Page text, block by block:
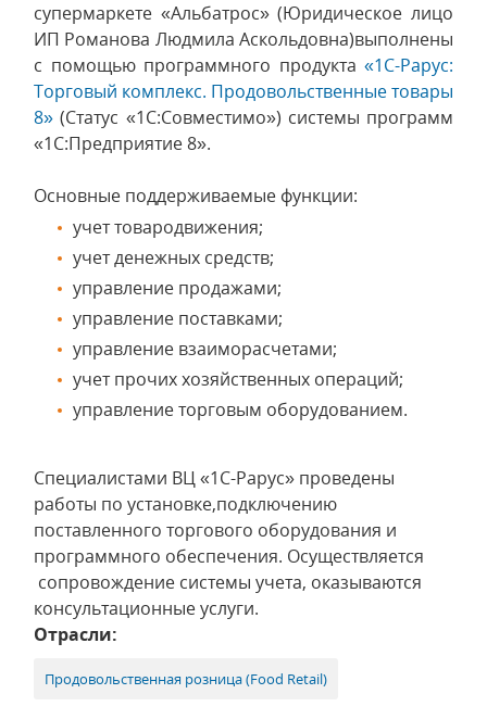
супермаркете «Альбатрос» (Юридическое лицо
ИП Романова Людмила Аскольдовна)выполнены
с помощью программного продукта «1С-Рарус:
Торговый комплекс. Продовольственные товары
8»(Статус «1С:Совместимо») системы программ
«1С:Предприятие 8».
Основные поддерживаемые функции:
учет товародвижения;
учет денежных средств;
управление продажами;
управление поставками;
управление взаиморасчетами;
учет прочих хозяйственных операций;
управление торговым оборудованием.
Специалистами ВЦ «1С-Рарус» проведены
работы по установке,подключению
поставленного торгового оборудования и
программного обеспечения. Осуществляется
сопровождение системы учета, оказываются
консультационные услуги.
Отрасли:
Продовольственная розница (Food Retail)